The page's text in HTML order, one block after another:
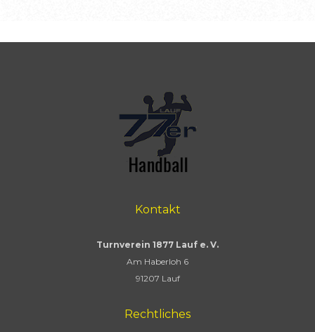
Kontakt
Turnverein 1877 Lauf e. V.
Am Haberloh 6
91207 Lauf
Rechtliches